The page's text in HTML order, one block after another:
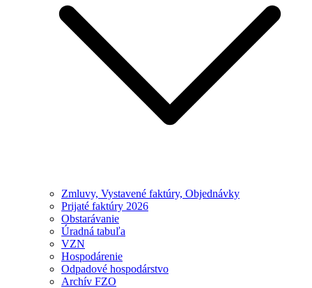
Zmluvy, Vystavené faktúry, Objednávky
Prijaté faktúry 2026
Obstarávanie
Úradná tabuľa
VZN
Hospodárenie
Odpadové hospodárstvo
Archív FZO